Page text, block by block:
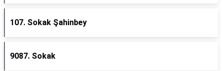
107. Sokak Şahinbey
9087. Sokak